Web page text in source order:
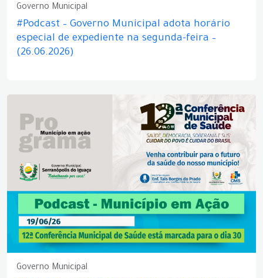
Governo Municipal
#Podcast – Governo Municipal adota horário
especial de expediente na segunda-feira –
(26.06.2026)
Governo Municipal